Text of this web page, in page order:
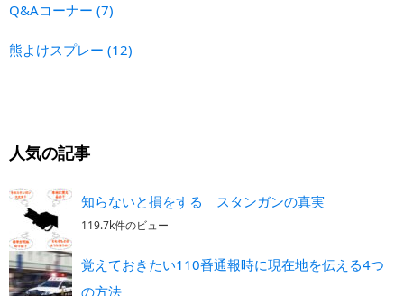
Q&Aコーナー (7)
熊よけスプレー (12)
人気の記事
知らないと損をする スタンガンの真実
119.7k件のビュー
覚えておきたい110番通報時に現在地を伝える4つ
の方法